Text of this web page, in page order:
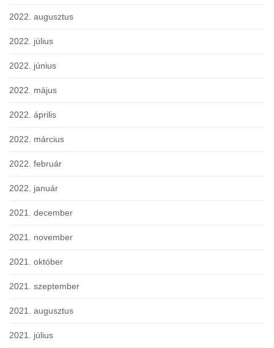
2022. augusztus
2022. július
2022. június
2022. május
2022. április
2022. március
2022. február
2022. január
2021. december
2021. november
2021. október
2021. szeptember
2021. augusztus
2021. július